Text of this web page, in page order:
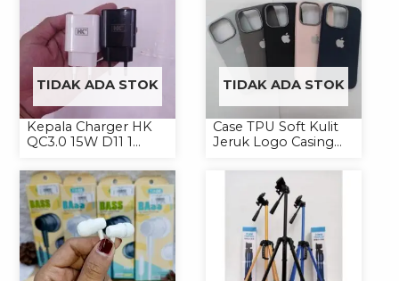
TIDAK ADA STOK
Kepala Charger HK
QC3.0 15W D11 1
TIDAK ADA STOK
Case TPU Soft Kulit
Jeruk Logo Casing